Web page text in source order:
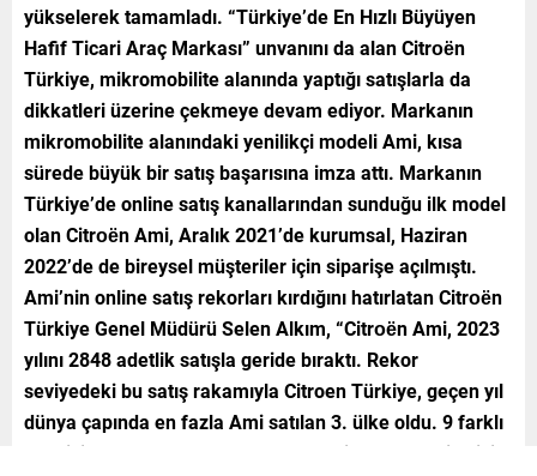
yükselerek tamamladı. “Türkiye’de En Hızlı Büyüyen
Hafif Ticari Araç Markası” unvanını da alan Citroën
Türkiye, mikromobilite alanında yaptığı satışlarla da
dikkatleri üzerine çekmeye devam ediyor. Markanın
mikromobilite alanındaki yenilikçi modeli Ami, kısa
sürede büyük bir satış başarısına imza attı. Markanın
Türkiye’de online satış kanallarından sunduğu ilk model
olan Citroën Ami, Aralık 2021’de kurumsal, Haziran
2022’de de bireysel müşteriler için siparişe açılmıştı.
Ami’nin online satış rekorları kırdığını hatırlatan Citroën
Türkiye Genel Müdürü Selen Alkım, “Citroën Ami, 2023
yılını 2848 adetlik satışla geride bıraktı. Rekor
seviyedeki bu satış rakamıyla Citroen Türkiye, geçen yıl
dünya çapında en fazla Ami satılan 3. ülke oldu. 9 farklı
ülke için sınırlı olarak 1.000 adet üretilen ve Türkiye için